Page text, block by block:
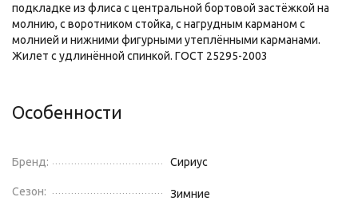
подкладке из флиса с центральной бортовой застёжкой на
молнию, с воротником стойка, с нагрудным карманом с
молнией и нижними фигурными утеплёнными карманами.
Жилет с удлинённой спинкой. ГОСТ 25295-2003
Особенности
Бренд: Сириус
Сезон: Зимние